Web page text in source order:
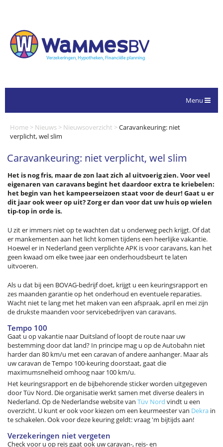
Menu
Home > Nieuws > Nieuwsoverzicht >Caravankeuring: niet
verplicht, wel slim
Caravankeuring: niet verplicht, wel slim
Het is nog fris, maar de zon laat zich al uitvoerig zien. Voor veel
eigenaren van caravans begint het daardoor extra te kriebelen:
het begin van het kampeerseizoen staat voor de deur! Gaat u er
dit jaar ook weer op uit? Zorg er dan voor dat uw huis op wielen
tip-top in orde is.
U zit er immers niet op te wachten dat u onderweg pech krijgt. Of dat
er mankementen aan het licht komen tijdens een heerlijke vakantie.
Hoewel er in Nederland geen verplichte APK is voor caravans, kan het
geen kwaad om elke twee jaar een onderhoudsbeurt te laten
uitvoeren.
Als u dat bij een BOVAG-bedrijf doet, krijgt u een keuringsrapport en
zes maanden garantie op het onderhoud en eventuele reparaties.
Wacht niet te lang met het maken van een afspraak, april en mei zijn
de drukste maanden voor servicebedrijven van caravans.
Tempo 100
Gaat u op vakantie naar Duitsland of loopt de route naar uw
bestemming door dat land? In principe mag u op de Autobahn niet
harder dan 80 km/u met een caravan of andere aanhanger. Maar als
uw caravan de Tempo 100-keuring doorstaat, gaat die
maximumsnelheid omhoog naar 100 km/u.
Het keuringsrapport en de bijbehorende sticker worden uitgegeven
door Tüv Nord. Die organisatie werkt samen met diverse dealers in
Nederland. Op de Nederlandse website van Tüv Nord vindt u een
overzicht. U kunt er ook voor kiezen om een keurmeester van Dekra in
te schakelen. Ook voor deze keuring geldt: vraag 'm bijtijds aan!
Verzekeringen niet vergeten
Check voor u op reis gaat ook uw caravan-, reis- en